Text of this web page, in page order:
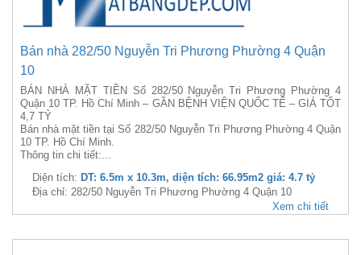
Bán nhà 282/50 Nguyễn Tri Phương Phường 4 Quận
10
BÁN NHÀ MẶT TIỀN Số 282/50 Nguyễn Tri Phương Phường 4
Quận 10 TP. Hồ Chí Minh – GẦN BỆNH VIỆN QUỐC TẾ – GIÁ TỐT
4,7 TỶ
Bán nhà mặt tiền tại Số 282/50 Nguyễn Tri Phương Phường 4 Quận
10 TP. Hồ Chí Minh.
Thông tin chi tiết:...
Diện tích: DT: 6.5m x 10.3m, diện tích: 66.95m2 giá: 4.7 tỷ
Địa chỉ: 282/50 Nguyễn Tri Phương Phường 4 Quận 10
Xem chi tiết